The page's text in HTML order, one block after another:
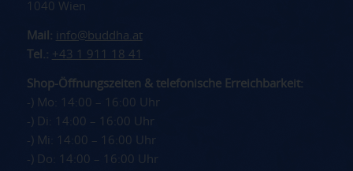
1040 Wien
Mail: info@buddha.at
Tel.: +43 1 911 18 41
Shop-Öffnungszeiten & telefonische Erreichbarkeit:
-) Mo: 14:00 – 16:00 Uhr
-) Di: 14:00 – 16:00 Uhr
-) Mi: 14:00 – 16:00 Uhr
-) Do: 14:00 – 16:00 Uhr